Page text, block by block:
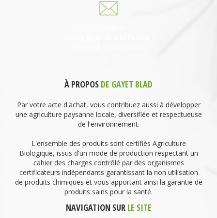
À PROPOS DE GAYET BLAD
Par votre acte d'achat, vous contribuez aussi à développer
une agriculture paysanne locale, diversifiée et respectueuse
de l'environnement.
L'ensemble des produits sont certifiés Agriculture
Biologique, issus d'un mode de production respectant un
cahier des charges contrôlé par des organismes
certificateurs indépendants garantissant la non utilisation
de produits chimiques et vous apportant ainsi la garantie de
produits sains pour la santé.
NAVIGATION SUR LE SITE